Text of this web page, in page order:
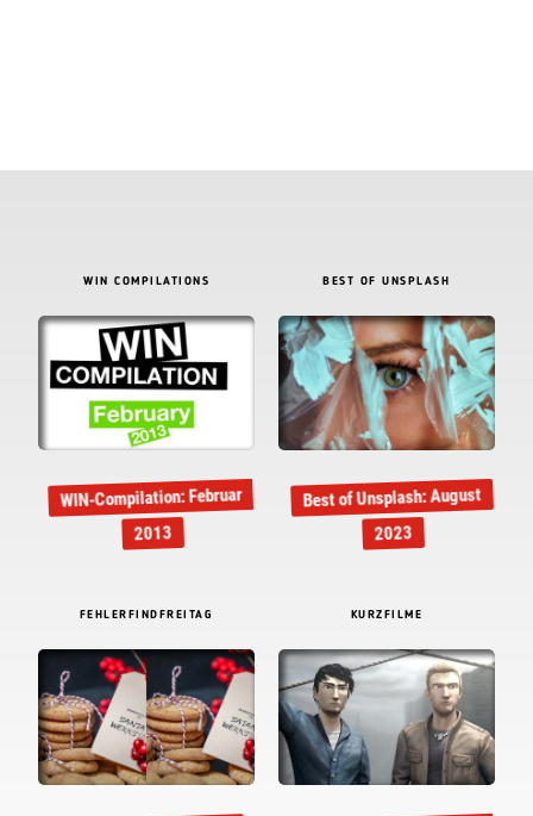
WIN COMPILATIONS
WIN-Compilation: Februar
2013
BEST OF UNSPLASH
Best of Unsplash: August
2023
FEHLERFINDFREITAG KURZFILME